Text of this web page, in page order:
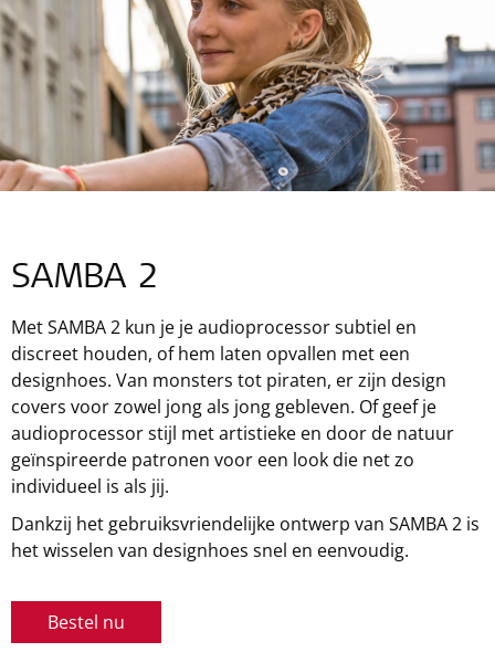
SAMBA 2
Met SAMBA 2 kun je je audioprocessor subtiel en
discreet houden, of hem laten opvallen met een
designhoes. Van monsters tot piraten, er zijn design
covers voor zowel jong als jong gebleven. Of geef je
audioprocessor stijl met artistieke en door de natuur
geïnspireerde patronen voor een look die net zo
individueel is als jij.
Dankzij het gebruiksvriendelijke ontwerp van SAMBA 2 is
het wisselen van designhoes snel en eenvoudig.
Bestel nu